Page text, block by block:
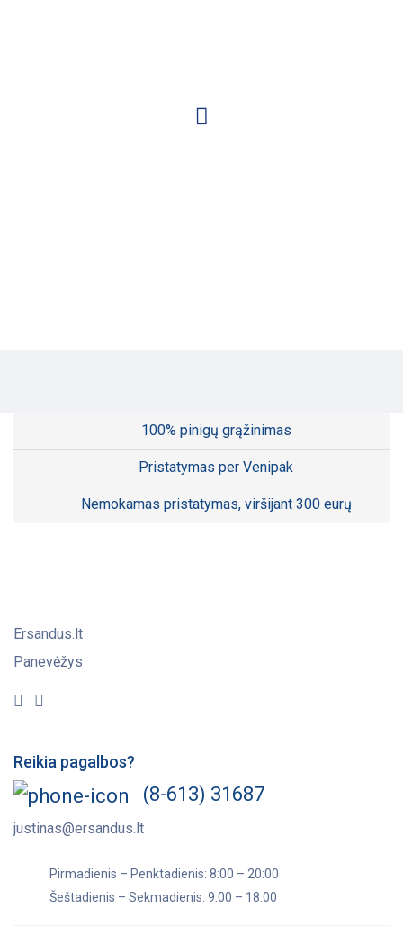
100% pinigų grąžinimas
Pristatymas per Venipak
Nemokamas pristatymas, viršijant 300 eurų
Ersandus.lt
Panevėžys
Reikia pagalbos?
(8-613) 31687
justinas@ersandus.lt
Pirmadienis – Penktadienis: 8:00 – 20:00
Šeštadienis – Sekmadienis: 9:00 – 18:00